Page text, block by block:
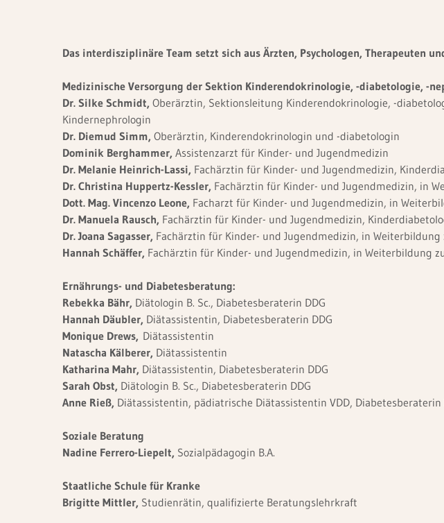
Das interdisziplinäre Team setzt sich aus Ärzten, Psychologen, Therapeuten
Medizinische Versorgung der Sektion Kinderendokrinologie, -
Dr. Silke Schmidt, Oberärztin, Sektionsleitung Kinderendokrinologie, -
Kindernephrologin
Dr. Diemud Simm, Oberärztin, Kinderendokrinologin und -diabetologin
Dominik Berghammer, Assistenzarzt für Kinder- und Jugendmedizin
Dr. Melanie Heinrich-Lassi, Fachärztin für Kinder- und Jugendmedizin,
Dr. Christina Huppertz-Kessler, Fachärztin für Kinder- und Jugendmedizin, in
Dott. Mag. Vincenzo Leone, Facharzt für Kinder- und Jugendmedizin, in
Dr. Manuela Rausch, Fachärztin für Kinder- und Jugendmedizin,
Dr. Joana Sagasser, Fachärztin für Kinder- und Jugendmedizin, in
Hannah Schäffer, Fachärztin für Kinder- und Jugendmedizin, in Weiterbildung
Ernährungs- und Diabetesberatung:
Rebekka Bähr, Diätologin B. Sc., Diabetesberaterin DDG
Hannah Däubler, Diätassistentin, Diabetesberaterin DDG
Monique Drews, Diätassistentin
Natascha Kälberer, Diätassistentin
Katharina Mahr, Diätassistentin, Diabetesberaterin DDG
Sarah Obst, Diätologin B. Sc., Diabetesberaterin DDG
Anne Rieß, Diätassistentin, pädiatrische Diätassistentin VDD, Diabetesberaterin
Soziale Beratung
Nadine Ferrero-Liepelt, Sozialpädagogin B.A.
Staatliche Schule für Kranke
Brigitte Mittler, Studienrätin, qualifizierte Beratungslehrkraft